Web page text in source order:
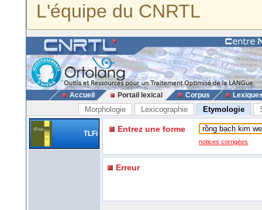
L'équipe du CNRTL
Accueil Portail lexical Corpus
Morphologie Lexicographie Etymologie
TLFi Entrez une forme
notices corrigées
Erreur